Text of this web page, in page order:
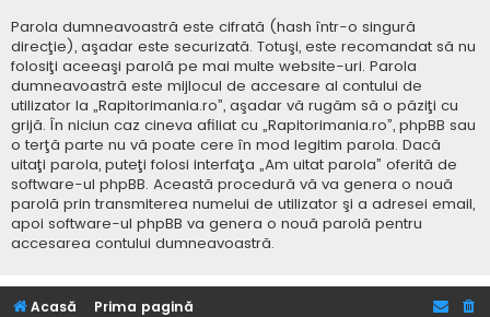
Parola dumneavoastră este cifrată (hash într-o singură
direcţie), aşadar este securizată. Totuşi, este recomandat să nu
folosiţi aceeaşi parolă pe mai multe website-uri. Parola
dumneavoastră este mijlocul de accesare al contului de
utilizator la „Rapitorimania.ro”, aşadar vă rugăm să o păziţi cu
grijă. În niciun caz cineva afiliat cu „Rapitorimania.ro”, phpBB sau
o terţă parte nu vă poate cere în mod legitim parola. Dacă
uitaţi parola, puteţi folosi interfaţa „Am uitat parola” oferită de
software-ul phpBB. Această procedură vă va genera o nouă
parolă prin transmiterea numelui de utilizator şi a adresei email,
apoi software-ul phpBB va genera o nouă parolă pentru
accesarea contului dumneavoastră.
Acasă Prima pagină